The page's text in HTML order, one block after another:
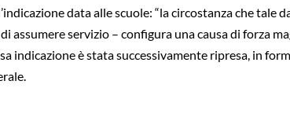
data alle scuole: “la circostanza che tale
servizio – configura una causa di forza
indicazione è stata successivamente ripresa, in